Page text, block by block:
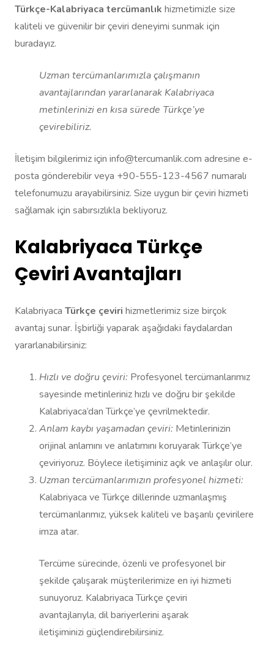
Türkçe-Kalabriyaca tercümanlık hizmetimizle size
kaliteli ve güvenilir bir çeviri deneyimi sunmak için
buradayız.
Uzman tercümanlarımızla çalışmanın
avantajlarından yararlanarak Kalabriyaca
metinlerinizi en kısa sürede Türkçe’ye
çevirebiliriz.
İletişim bilgilerimiz için info@tercumanlik.com adresine e-
posta gönderebilir veya +90-555-123-4567 numaralı
telefonumuzu arayabilirsiniz. Size uygun bir çeviri hizmeti
sağlamak için sabırsızlıkla bekliyoruz.
Kalabriyaca Türkçe
Çeviri Avantajları
Kalabriyaca Türkçe çeviri hizmetlerimiz size birçok
avantaj sunar. İşbirliği yaparak aşağıdaki faydalardan
yararlanabilirsiniz:
Hızlı ve doğru çeviri: Profesyonel tercümanlarımız
sayesinde metinleriniz hızlı ve doğru bir şekilde
Kalabriyaca’dan Türkçe’ye çevrilmektedir.
Anlam kaybı yaşamadan çeviri: Metinlerinizin
orijinal anlamını ve anlatımını koruyarak Türkçe’ye
çeviriyoruz. Böylece iletişiminiz açık ve anlaşılır olur.
Uzman tercümanlarımızın profesyonel hizmeti:
Kalabriyaca ve Türkçe dillerinde uzmanlaşmış
tercümanlarımız, yüksek kaliteli ve başarılı çevirilere
imza atar.
Tercüme sürecinde, özenli ve profesyonel bir
şekilde çalışarak müşterilerimize en iyi hizmeti
sunuyoruz. Kalabriyaca Türkçe çeviri
avantajlarıyla, dil bariyerlerini aşarak
iletişiminizi güçlendirebilirsiniz.